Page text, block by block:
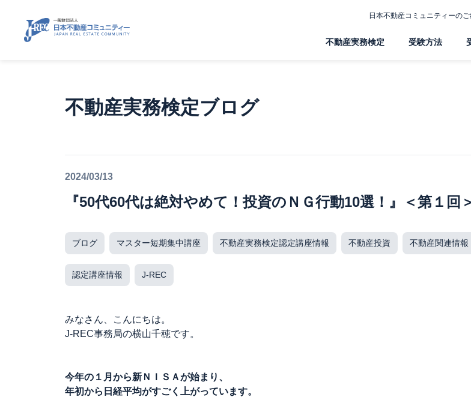
日本不動産コミュニティーの
不動産実務検定 受験方法
不動産実務検定ブログ
2024/03/13
『50代60代は絶対やめて！投資のＮＧ行動10選！』＜第１回
ブログ マスター短期集中講座 不動産実務検定認定講座情報 不動産投資 不動産関連情報
認定講座情報 J-REC
みなさん、こんにちは。
J-REC事務局の横山千穂です。
今年の１月から新ＮＩＳＡが始まり、
年初から日経平均がすごく上がっています。